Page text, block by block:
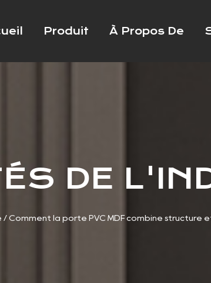
Produit À Propos De
DE
/ Comment la porte PVC MDF combine structure